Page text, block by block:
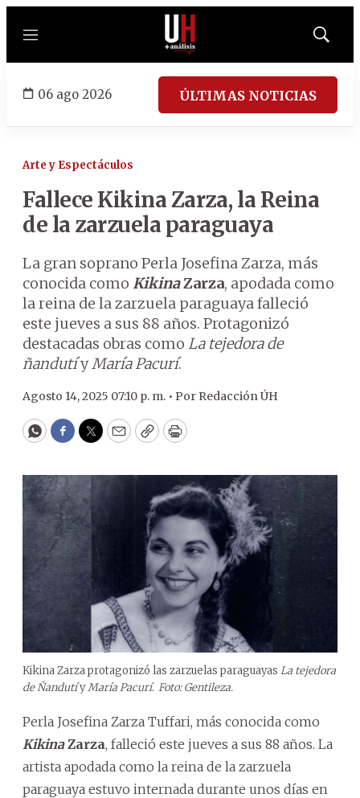
Menú
Mostrar
06 ago 2026 ÚLTIMAS NOTICIAS
Arte y Espectáculos
Fallece Kikina Zarza, la Reina
de la zarzuela paraguaya
La gran soprano Perla Josefina Zarza, más
conocida como KikinaZarza, apodada como
la reina de la zarzuela paraguaya falleció
este jueves a sus 88 años. Protagonizó
destacadas obras como La tejedora de
ñandutíyMaría Pacurí.
Agosto 14, 2025 07:10 p. m. • Por Redacción ÚH
WhatsApp
Facebook
Twitter
EmailCopyPrint
Kikina Zarza protagonizó las zarzuelas paraguayas La tejedora
de ÑandutíyMaría Pacurí. Foto: Gentileza.
Perla Josefina Zarza Tuffari, más conocida como
KikinaZarza, falleció este jueves a sus 88 años. La
artista apodada como la reina de la zarzuela
paraguaya estuvo internada durante unos días en